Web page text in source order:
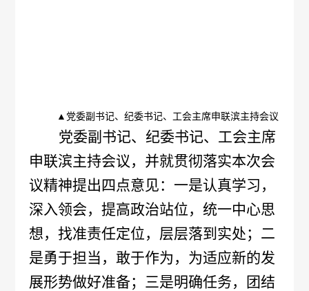
冷
链
储
存
和
配
▲党委副书记、纪委书记、工会主席申联滨主持会议
党委副书记、纪委书记、工会主席
申联滨主持会议，并就贯彻落实本次会
议精神提出四点意见：一是认真学习，
深入领会，提高政治站位，统一中心思
想，找准责任定位，层层落到实处；二
是勇于担当，敢于作为，为适应新的发
展形势做好准备；三是明确任务，团结